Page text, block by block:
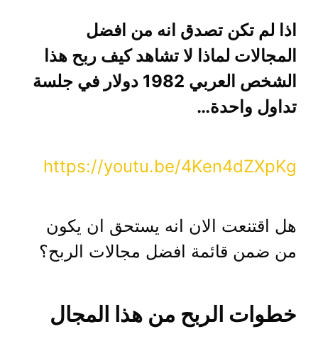
اذا لم تكن تصدق انه من افضل
المجالات لماذا لا تشاهد كيف ربح هذا
الشخص العربي 1982 دولار في جلسة
تداول واحدة…
https://youtu.be/4Ken4dZXpKg
هل اقتنعت الان انه يستحق ان يكون
من ضمن قائمة افضل مجالات الربح؟
خطوات الربح من هذا المجال